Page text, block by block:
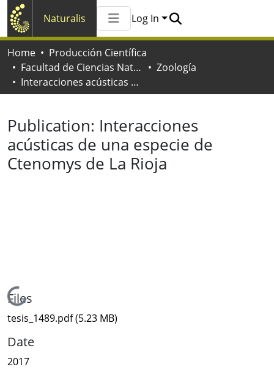
Naturalis
All of Naturalis
Log In
Home
Producción Científica
Facultad de Ciencias Naturales y Museo
Zoología
Interacciones acústicas de una especie de Ctenomys de La Rioja
Publication: Interacciones
acústicas de una especie de
Ctenomys de La Rioja
Loading...
Files
tesis_1489.pdf(5.23 MB)
Date
2017